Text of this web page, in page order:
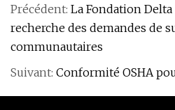
Précédent: La Fondation
recherche des demandes de
communautaires
Suivant: Conformité OSHA